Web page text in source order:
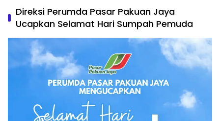
Direksi Perumda Pasar Pakuan Jaya
Ucapkan Selamat Hari Sumpah Pemuda